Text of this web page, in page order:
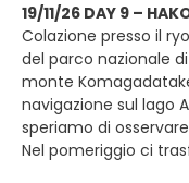
19/11/26 DAY 9 –
Colazione presso il
del parco nazionale
monte
navigazione sul lago
speriamo di
Nel pomeriggio ci